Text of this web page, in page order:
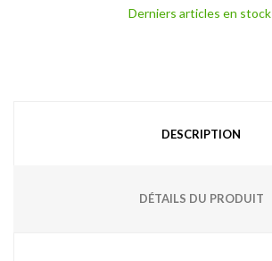
Derniers articles en stock
DESCRIPTION
DÉTAILS DU PRODUIT